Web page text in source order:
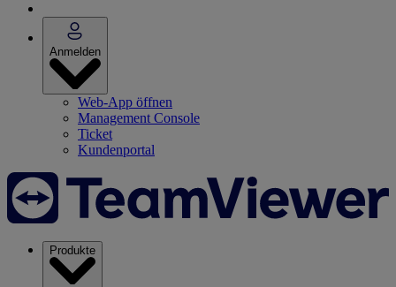
Anmelden
Web-App öffnen
Management Console
Ticket
Kundenportal
Produkte